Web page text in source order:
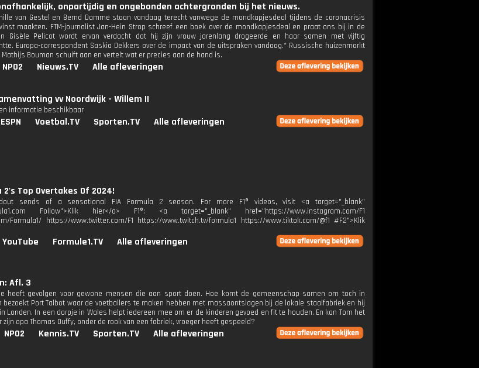
onpartijdig en ongebonden achtergronden bij het nieuws.
van Gestel en Bernd Damme staan vandaag terecht vanwege de mondkapjesdeal tijdens de coronacrisis
maakten. FTM-journalist Jan-Hein Strop schreef een boek over de mondkapjesdeal en praat ons bij in de
Gisèle Pelicot wordt ervan verdacht dat hij zijn vrouw jarenlang drogeerde en haar samen met vijftig
Europa-correspondent Saskia Dekkers over de impact van de uitspraken vandaag.* Russische huizenmarkt
Bouman schuift aan en vertelt wat er precies aan de hand is.
NPO2 Nieuws.TV Alle afleveringen
vv Noordwijk - Willem II
informatie beschikbaar
ESPN Voetbal.TV Sporten.TV Alle afleveringen
2's Top Overtakes Of 2024!
sends of a sensational FIA Formula 2 season. For more F1® videos, visit <a target="_blank"
Follow">Klik hier</a> F1®: <a target="_blank" href="https://www.instagram.com/F1
Formula1/ https://www.twitter.com/F1 https://www.twitch.tv/formula1 https://www.tiktok.com/@f1 #F2">Klik
YouTube Formule1.TV Alle afleveringen
Afl. 3
heeft gevolgen voor gewone mensen die aan sport doen. Hoe komt de gemeenschap samen om toch in
bezoekt Port Talbot waar de voetballers te maken hebben met massaontslagen bij de lokale staalfabriek en hij
Londen. In een dorpje in Wales helpt iedereen mee om er de kinderen gevoed en fit te houden. En kan Tom het
zijn opa Thomas Duffy, onder de rook van een fabriek, vroeger heeft gespeeld?
NPO2 Kennis.TV Sporten.TV Alle afleveringen